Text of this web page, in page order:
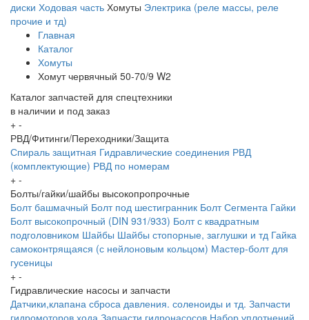
диски Ходовая часть Хомуты Электрика (реле массы, реле
прочие и тд)
Главная
Каталог
Хомуты
Хомут червячный 50-70/9 W2
Каталог запчастей для спецтехники
в наличии и под заказ
+ -
РВД/Фитинги/Переходники/Защита
Спираль защитная Гидравлические соединения РВД
(комплектующие) РВД по номерам
+ -
Болты/гайки/шайбы высокопропрочные
Болт башмачный Болт под шестигранник Болт Сегмента Гайки
Болт высокопрочный (DIN 931/933) Болт с квадратным
подголовником Шайбы Шайбы стопорные, заглушки и тд Гайка
самоконтрящаяся (с нейлоновым кольцом) Мастер-болт для
гусеницы
+ -
Гидравлические насосы и запчасти
Датчики,клапана сброса давления. соленоиды и тд. Запчасти